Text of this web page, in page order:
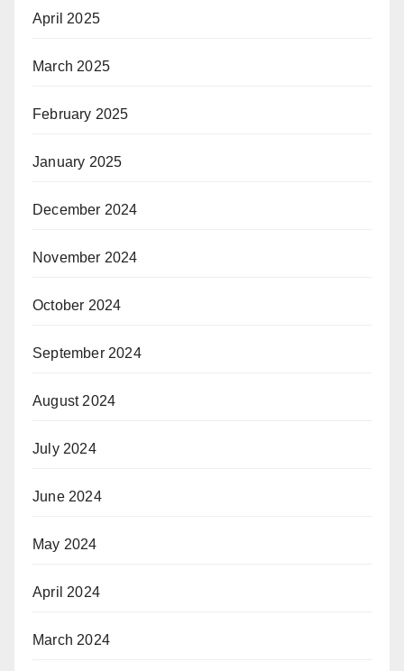
April 2025
March 2025
February 2025
January 2025
December 2024
November 2024
October 2024
September 2024
August 2024
July 2024
June 2024
May 2024
April 2024
March 2024